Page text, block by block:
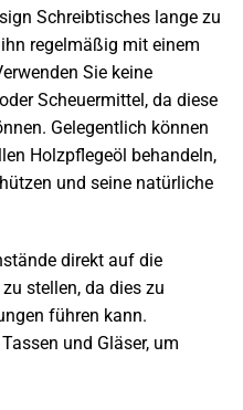
Schreibtisches lange zu
regelmäßig mit einem
Sie keine
Scheuermittel, da diese
Gelegentlich können
Holzpflegeöl behandeln,
und seine natürliche
direkt auf die
stellen, da dies zu
führen kann.
und Gläser, um